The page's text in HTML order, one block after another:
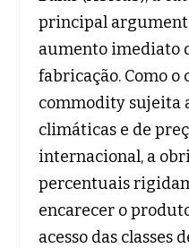
principal
aumento imediato
fabricação. Como o
commodity sujeita
climáticas e de
internacional, a
percentuais
encarecer o
acesso das classes